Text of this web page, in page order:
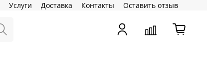
Услуги Доставка Контакты Оставить отзыв